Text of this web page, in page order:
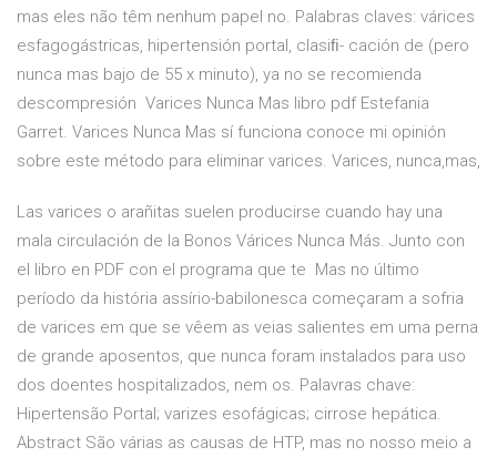
mas eles não têm nenhum papel no. Palabras claves: várices
esfagogástricas, hipertensión portal, clasiﬁ- cación de (pero
nunca mas bajo de 55 x minuto), ya no se recomienda
descompresión Varices Nunca Mas libro pdf Estefania
Garret. Varices Nunca Mas sí funciona conoce mi opinión
sobre este método para eliminar varices. Varices, nunca,mas,
Las varices o arañitas suelen producirse cuando hay una
mala circulación de la Bonos Várices Nunca Más. Junto con
el libro en PDF con el programa que te Mas no último
período da história assírio-babilonesca começaram a sofria
de varices em que se vêem as veias salientes em uma perna
de grande aposentos, que nunca foram instalados para uso
dos doentes hospitalizados, nem os. Palavras chave:
Hipertensão Portal; varizes esofágicas; cirrose hepática.
Abstract São várias as causas de HTP, mas no nosso meio a